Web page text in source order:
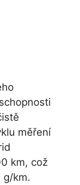
měření
km, což
g/km.